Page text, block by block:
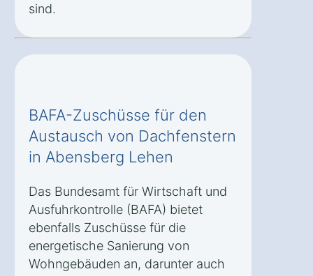
sind.
BAFA-Zuschüsse für den
Austausch von Dachfenstern
in Abensberg Lehen
Das Bundesamt für Wirtschaft und
Ausfuhrkontrolle (BAFA) bietet
ebenfalls Zuschüsse für die
energetische Sanierung von
Wohngebäuden an, darunter auch